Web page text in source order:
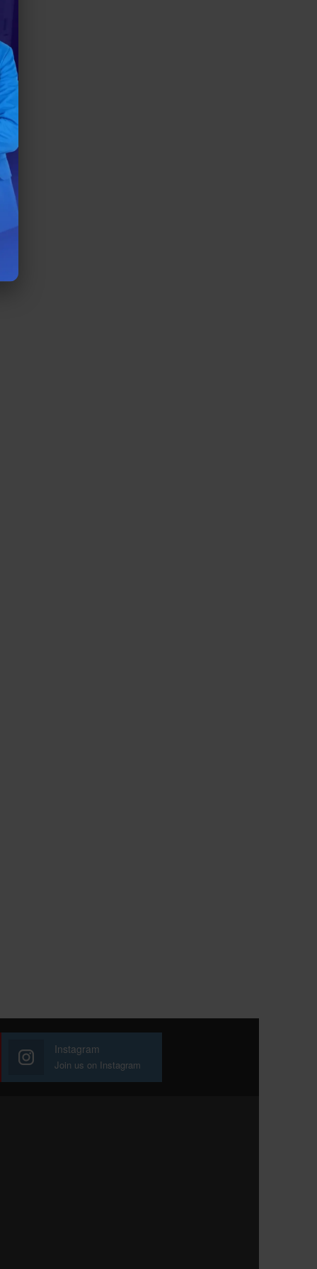
Instagram
Join us on Instagram